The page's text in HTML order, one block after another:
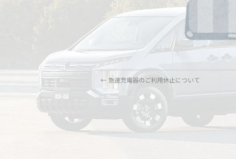
← 急速充電器のご利用休止について